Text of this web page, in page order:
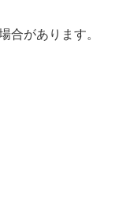
合があります。